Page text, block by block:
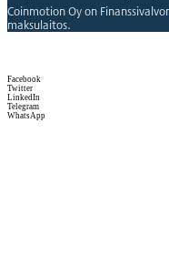
Coinmotion Oy on
maksulaitos.
Facebook
Twitter
LinkedIn
Telegram
WhatsApp